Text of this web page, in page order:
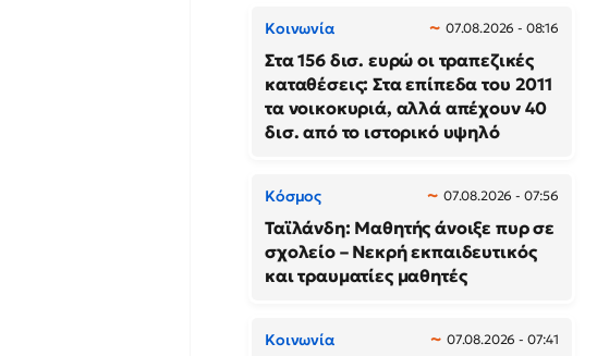
Κοινωνία 07.08.2026 - 08:16
Στα 156 δισ. ευρώ οι τραπεζικές
καταθέσεις: Στα επίπεδα του 2011
τα νοικοκυριά, αλλά απέχουν 40
δισ. από το ιστορικό υψηλό
Κόσμος 07.08.2026 - 07:56
Ταϊλάνδη: Μαθητής άνοιξε πυρ σε
σχολείο – Νεκρή εκπαιδευτικός
και τραυματίες μαθητές
Κοινωνία 07.08.2026 - 07:41